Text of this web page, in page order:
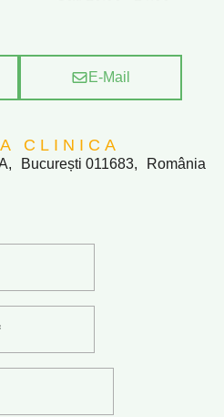
E-Mail
CLINICA
București 011683, România